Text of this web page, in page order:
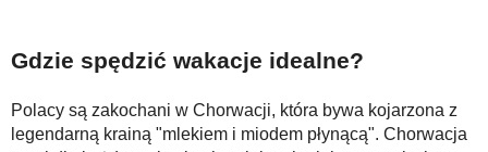
Gdzie spędzić wakacje idealne?
Polacy są zakochani w Chorwacji, która bywa kojarzona z
legendarną krainą "mlekiem i miodem płynącą". Chorwacja